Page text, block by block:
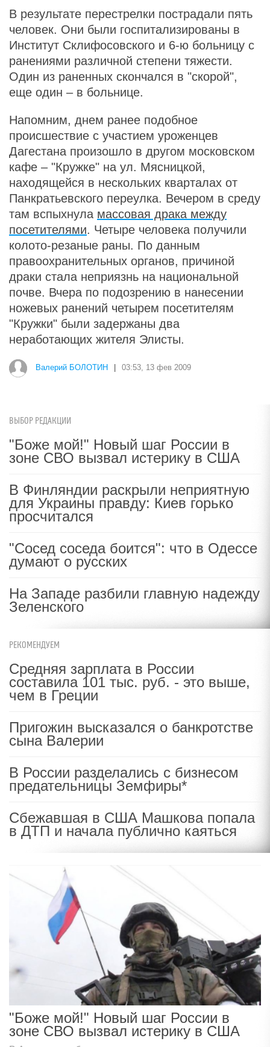
В результате перестрелки пострадали пять
человек. Они были госпитализированы в
Институт Склифосовского и 6-ю больницу с
ранениями различной степени тяжести.
Один из раненных скончался в "скорой",
еще один – в больнице.
Напомним, днем ранее подобное
происшествие с участием уроженцев
Дагестана произошло в другом московском
кафе – "Кружке" на ул. Мясницкой,
находящейся в нескольких кварталах от
Панкратьевского переулка. Вечером в среду
там вспыхнула массовая драка между
посетителями. Четыре человека получили
колото-резаные раны. По данным
правоохранительных органов, причиной
драки стала неприязнь на национальной
почве. Вчера по подозрению в нанесении
ножевых ранений четырем посетителям
"Кружки" были задержаны два
неработающих жителя Элисты.
Валерий БОЛОТИН 03:53, 13 фев 2009
ВЫБОР РЕДАКЦИИ
"Боже мой!" Новый шаг России в
зоне СВО вызвал истерику в США
В Финляндии раскрыли неприятную
для Украины правду: Киев горько
просчитался
"Сосед соседа боится": что в Одессе
думают о русских
На Западе разбили главную надежду
Зеленского
РЕКОМЕНДУЕМ
Средняя зарплата в России
составила 101 тыс. руб. - это выше,
чем в Греции
Пригожин высказался о банкротстве
сына Валерии
В России разделались с бизнесом
предательницы Земфиры*
Сбежавшая в США Машкова попала
в ДТП и начала публично каяться
"Боже мой!" Новый шаг России в
зоне СВО вызвал истерику в США